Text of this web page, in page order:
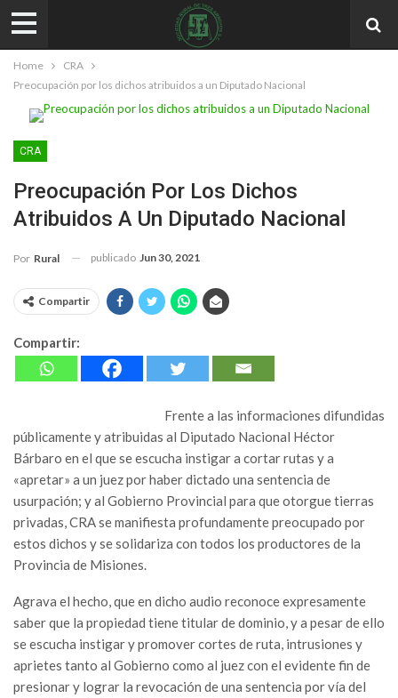
Home
CRA
Preocupación por los dichos atribuidos a un Diputado Nacional
CRA
Preocupación Por Los Dichos
Atribuidos A Un Diputado Nacional
Por Rural publicado Jun 30, 2021
Compartir
Compartir:
Frente a las informaciones difundidas
públicamente y atribuidas al Diputado Nacional Héctor
Bárbaro en el que se escucha instigar a cortar rutas y a
«apretar» a un juez por haber dictado una sentencia de
usurpación; y al Gobierno Provincial para que otorgue tierras
privadas, CRA se manifiesta profundamente preocupado por
estos dichos y se solidariza con todos los productores de la
Provincia de Misiones.
Agrava el hecho, que en dicho audio reconoce expresamente
saber que la propiedad tiene titular de dominio, y a pesar de ello
se escucha instigar y promover cortes de ruta, intrusiones y
aprietes tanto al Gobierno como al juez con el evidente fin de
presionar y lograr la revocación de una sentencia por vía del